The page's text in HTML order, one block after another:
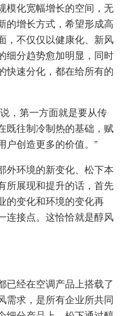
模化宽幅增长的空间，无
的增长方式，希望形成高
，不仅仅以健康化、新风
细分趋势愈加明显，同时
快速分化，都在给所有的
，第一方面就是要从传
既往制冷制热的基础，赋
户创造更多的价值。”
外环境的新变化、松下本
所展现和提升的话，首先
的变化和环境的变化再
连接点。这恰恰就是醇风
已经在空调产品上搭载了
需求，是所有企业所共同